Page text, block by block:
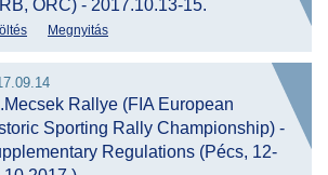
ORC) - 2017.10.13-15.
Megnyitás
Rallye (FIA European
Sporting Rally Championship) -
Regulations (Pécs, 12-